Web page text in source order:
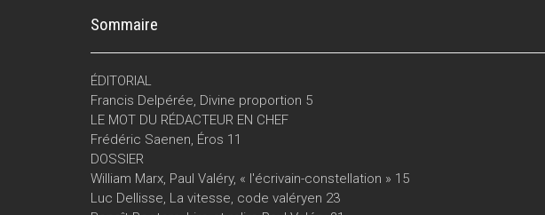
Sommaire
ÉDITORIAL
Francis Delpérée, Divine proportion 5
LE MOT DU RÉDACTEUR EN CHEF
Frédéric Saenen, Éros 11
DOSSIER
William Marx, Paul Valéry, « l'écrivain-constellation » 15
Luc Dellisse, La vitesse, code valéryen 23